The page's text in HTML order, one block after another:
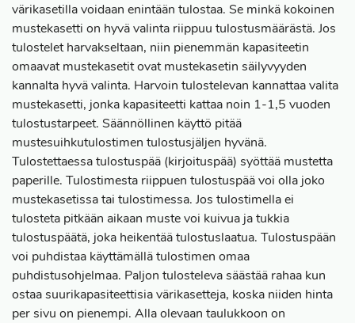
värikasetilla voidaan enintään tulostaa. Se minkä kokoinen
mustekasetti on hyvä valinta riippuu tulostusmäärästä. Jos
tulostelet harvakseltaan, niin pienemmän kapasiteetin
omaavat mustekasetit ovat mustekasetin säilyvyyden
kannalta hyvä valinta. Harvoin tulostelevan kannattaa valita
mustekasetti, jonka kapasiteetti kattaa noin 1-1,5 vuoden
tulostustarpeet. Säännöllinen käyttö pitää
mustesuihkutulostimen tulostusjäljen hyvänä.
Tulostettaessa tulostuspää (kirjoituspää) syöttää mustetta
paperille. Tulostimesta riippuen tulostuspää voi olla joko
mustekasetissa tai tulostimessa. Jos tulostimella ei
tulosteta pitkään aikaan muste voi kuivua ja tukkia
tulostuspäätä, joka heikentää tulostuslaatua. Tulostuspään
voi puhdistaa käyttämällä tulostimen omaa
puhdistusohjelmaa. Paljon tulosteleva säästää rahaa kun
ostaa suurikapasiteettisia värikasetteja, koska niiden hinta
per sivu on pienempi. Alla olevaan taulukkoon on